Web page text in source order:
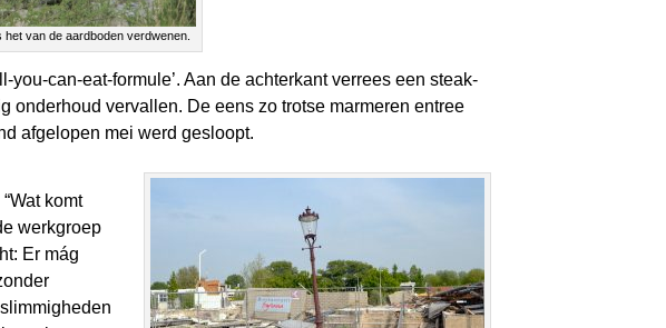
van de aardboden verdwenen.
can-eat-formule’. Aan de achterkant verrees een steak-
onderhoud vervallen. De eens zo trotse marmeren entree
afgelopen mei werd gesloopt.
komt
werkgroep
Er mág